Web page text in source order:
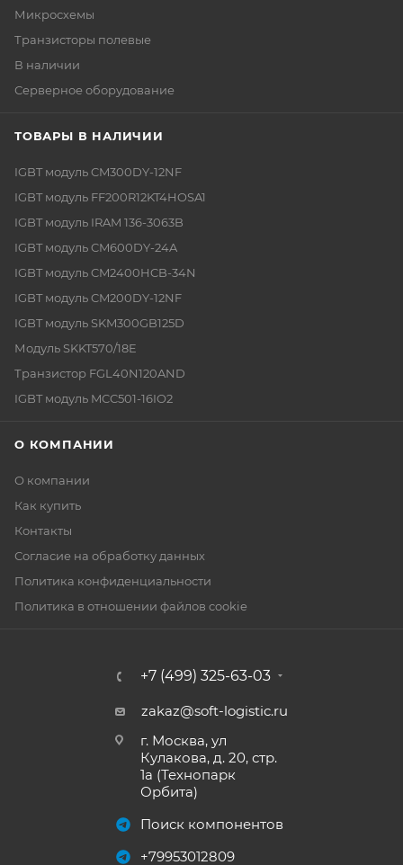
Микросхемы
Транзисторы полевые
В наличии
Серверное оборудование
ТОВАРЫ В НАЛИЧИИ
IGBT модуль CM300DY-12NF
IGBT модуль FF200R12KT4HOSA1
IGBT модуль IRAM 136-3063B
IGBT модуль CM600DY-24A
IGBT модуль CM2400HCB-34N
IGBT модуль CM200DY-12NF
IGBT модуль SKM300GB125D
Модуль SKKT570/18E
Транзистор FGL40N120AND
IGBT модуль MCC501-16IO2
О КОМПАНИИ
О компании
Как купить
Контакты
Согласие на обработку данных
Политика конфиденциальности
Политика в отношении файлов cookie
+7 (499) 325-63-03
zakaz@soft-logistic.ru
г. Москва, ул
Кулакова, д. 20, стр.
1а (Технопарк
Орбита)
Поиск компонентов
+79953012809